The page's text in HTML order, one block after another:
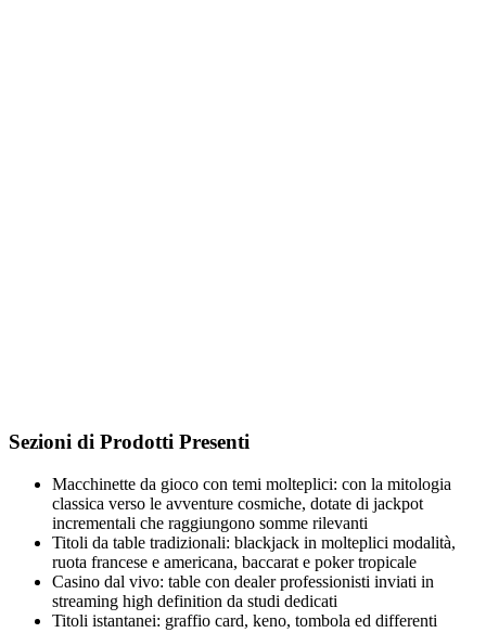
Sezioni di Prodotti Presenti
Macchinette da gioco con temi molteplici: con la mitologia
classica verso le avventure cosmiche, dotate di jackpot
incrementali che raggiungono somme rilevanti
Titoli da table tradizionali: blackjack in molteplici modalità,
ruota francese e americana, baccarat e poker tropicale
Casino dal vivo: table con dealer professionisti inviati in
streaming high definition da studi dedicati
Titoli istantanei: graffio card, keno, tombola ed differenti